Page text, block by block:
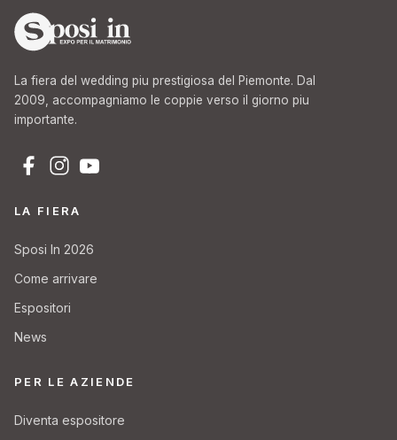
La fiera del wedding piu prestigiosa del Piemonte. Dal
2009, accompagniamo le coppie verso il giorno piu
importante.
LA FIERA
Sposi In 2026
Come arrivare
Espositori
News
PER LE AZIENDE
Diventa espositore